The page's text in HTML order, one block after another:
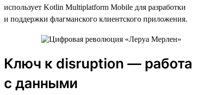
использует Kotlin Multiplatform Mobile для разработки
и поддержки флагманского клиентского приложения.
Ключ к disruption — работа
с данными